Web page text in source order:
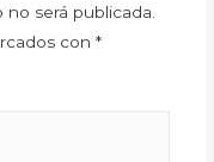
será publicada.
con *